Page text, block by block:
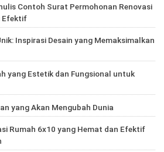
Contoh Surat Permohonan Renovasi
Efektif
Inspirasi Desain yang Memaksimalkan
yang Estetik dan Fungsional untuk
yang Akan Mengubah Dunia
Rumah 6x10 yang Hemat dan Efektif